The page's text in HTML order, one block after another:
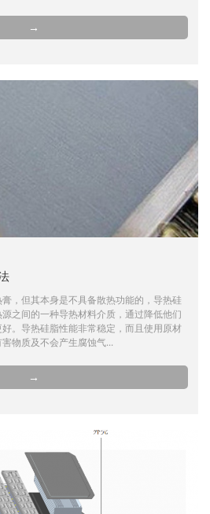
→
，但其本身是不具备散热功能的，导热硅
之间的一种导热材料介质，通过降低他们
。导热硅脂性能非常稳定，而且使用原材
物质及不会产生腐蚀气...
→